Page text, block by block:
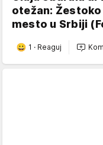
otežan:
mesto u Srbiji
1 · Reaguj